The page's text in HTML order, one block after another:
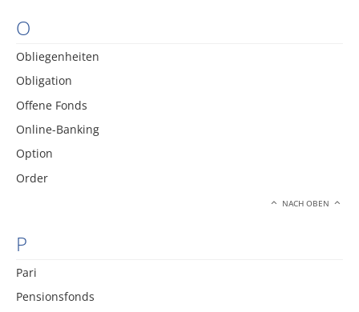
O
Obliegenheiten
Obligation
Offene Fonds
Online-Banking
Option
Order
NACH OBEN
P
Pari
Pensionsfonds